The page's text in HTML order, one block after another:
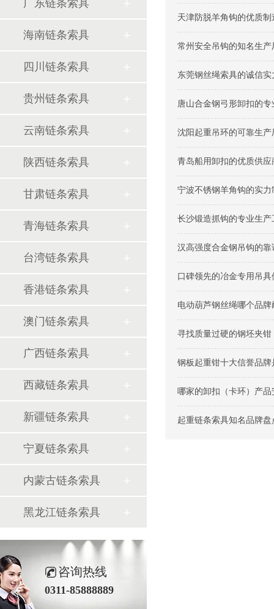
天津防脱羊角钩的优质
常州安全吊钩的知名生产
东莞钢丝绳索具的诚信
唐山合金钢弓形卸扣的
沈阳起重吊环的可靠生产
青岛船用卸扣的优质供应
宁波不锈钢羊角钩的实
长沙锻造抓钩的专业生产
汉高强度合金钢吊钩的
口碑领先的冶金专用吊
电动葫芦钢丝绳哪个品
寻找质量过硬的钢坯夹
钢板起重钳十大信誉品牌
哪家的卸扣（卡环）产
起重链条索具知名品牌盘
广东链条索具
海南链条索具
四川链条索具
贵州链条索具
云南链条索具
陕西链条索具
甘肃链条索具
青海链条索具
台湾链条索具
香港链条索具
澳门链条索具
广西链条索具
西藏链条索具
新疆链条索具
宁夏链条索具
内蒙古链条索具
黑龙江链条索具
咨询热线
0311-85888889